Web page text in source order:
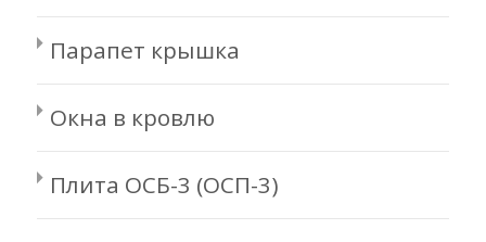
Парапет крышка
Окна в кровлю
Плита ОСБ-3 (ОСП-3)